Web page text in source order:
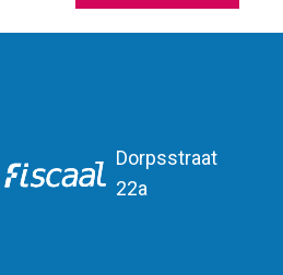
Dorpsstraat
22a